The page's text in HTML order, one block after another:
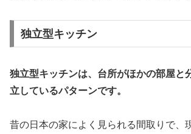
独立型キッチン
独立型キッチンは、台所がほかの部屋と
立しているパターンです。
昔の日本の家によく見られる間取りで、